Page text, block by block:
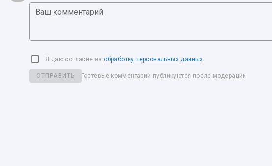
Ваш комментарий
Я даю согласие на обработку персональных данных
ОТПРАВИТЬ Гостевые комментарии публикуются после модерации